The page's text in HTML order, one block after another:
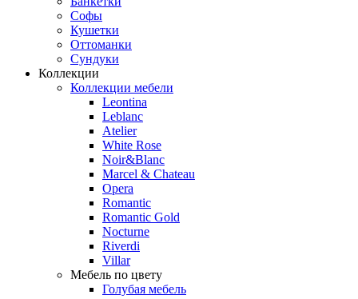
Софы
Кушетки
Оттоманки
Сундуки
Коллекции
Коллекции мебели
Leontina
Leblanc
Аtelier
White Rose
Noir&Blanc
Marcel & Chateau
Opera
Romantic
Romantic Gold
Nocturne
Riverdi
Villar
Мебель по цвету
Голубая мебель